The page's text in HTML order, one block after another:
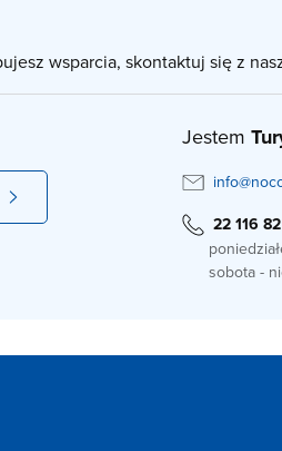
wsparcia, skontaktuj się z
Jestem
22 116
sobota -